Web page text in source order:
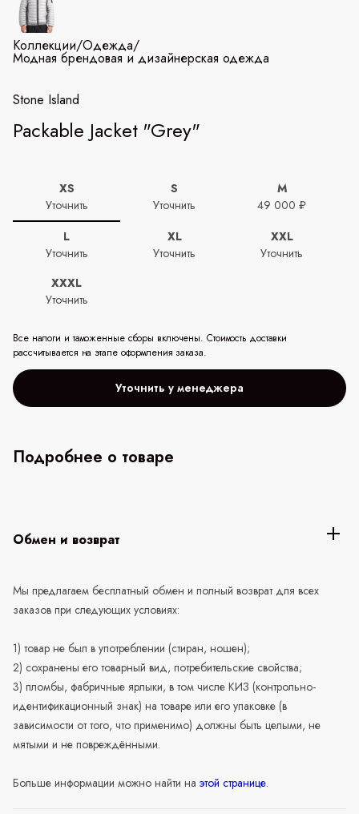
Коллекции/Одежда/
Модная брендовая и дизайнерская одежда
Stone Island
Packable Jacket "Grey"
XS
Уточнить
S
Уточнить
M
49 000 ₽
L
Уточнить
XL
Уточнить
XXL
Уточнить
XXXL
Уточнить
Все налоги и таможенные сборы включены. Стоимость доставки
рассчитывается на этапе оформления заказа.
Уточнить у менеджера
Подробнее о товаре
Обмен и возврат
Мы предлагаем бесплатный обмен и полный возврат для всех
заказов при следующих условиях:
1) товар не был в употреблении (стиран, ношен);
2) сохранены его товарный вид, потребительские свойства;
3) пломбы, фабричные ярлыки, в том числе КИЗ (контрольно-
идентификационный знак) на товаре или его упаковке (в
зависимости от того, что применимо) должны быть целыми, не
мятыми и не повреждёнными.
Больше информации можно найти на этой странице.